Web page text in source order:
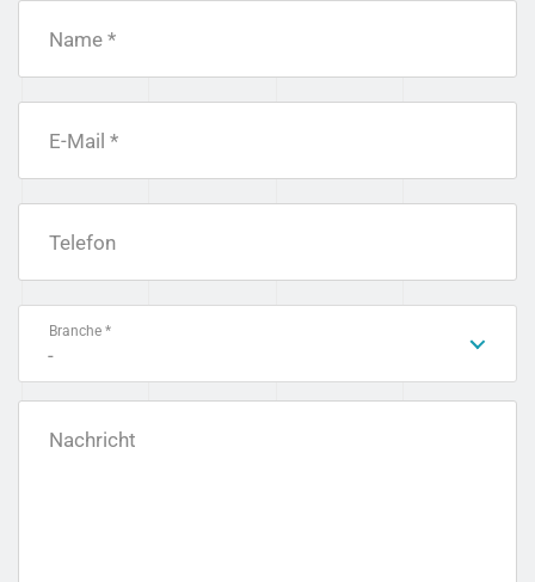
Name *
E-Mail *
Telefon
Branche *
-
Nachricht